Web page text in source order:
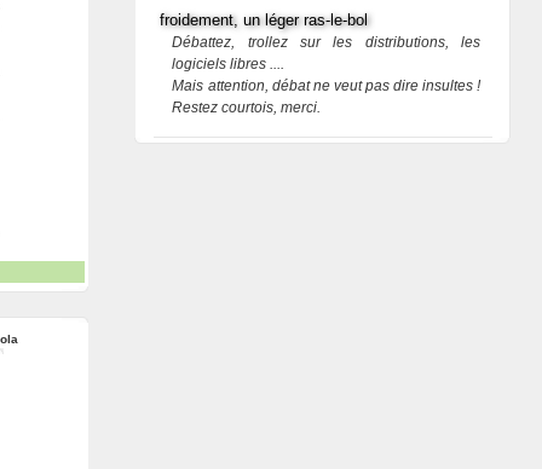
froidement, un léger ras-le-bol
Débattez, trollez sur les distributions, les
logiciels libres ....
Mais attention, débat ne veut pas dire insultes !
Restez courtois, merci.